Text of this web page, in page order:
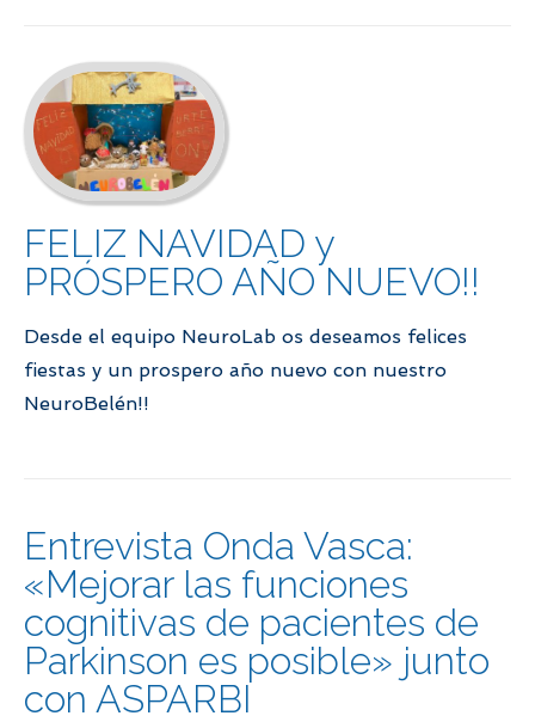
FELIZ NAVIDAD y
PRÓSPERO AÑO NUEVO!!
Desde el equipo NeuroLab os deseamos felices
fiestas y un prospero año nuevo con nuestro
NeuroBelén!!
Entrevista Onda Vasca:
«Mejorar las funciones
cognitivas de pacientes de
Parkinson es posible» junto
con ASPARBI